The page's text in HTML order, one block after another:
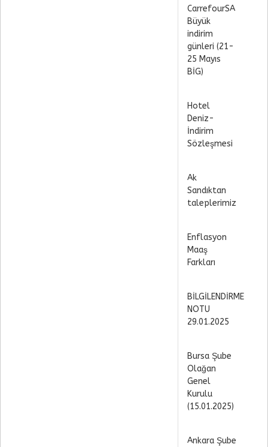
CarrefourSA
Büyük
indirim
günleri (21-
25 Mayıs
BİG)
Hotel
Deniz-
İndirim
Sözleşmesi
Ak
Sandıktan
taleplerimiz
Enflasyon
Maaş
Farkları
BİLGİLENDİRME
NOTU
29.01.2025
Bursa Şube
Olağan
Genel
Kurulu
(15.01.2025)
Ankara Şube